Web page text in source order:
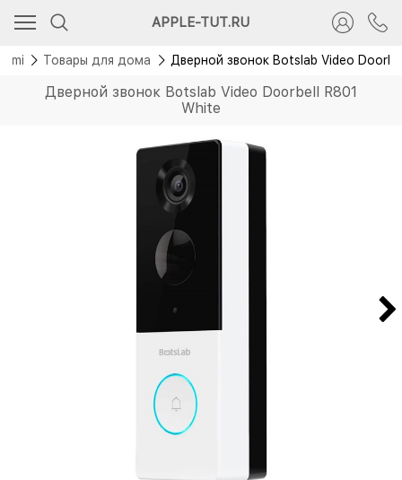
APPLE-TUT.RU
Товары для дома Дверной звонок Botslab Video
Дверной звонок Botslab Video Doorbell R801
White
Новинка